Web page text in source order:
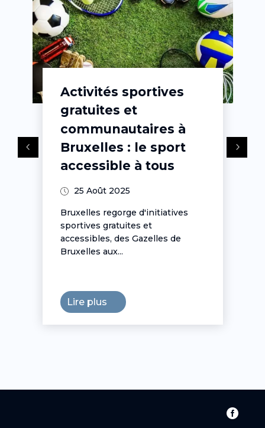
Activités sportives
gratuites et
communautaires à
Bruxelles : le sport
accessible à tous
25 Août 2025
Bruxelles regorge d'initiatives
sportives gratuites et
accessibles, des Gazelles de
Bruxelles aux...
Lire plus
